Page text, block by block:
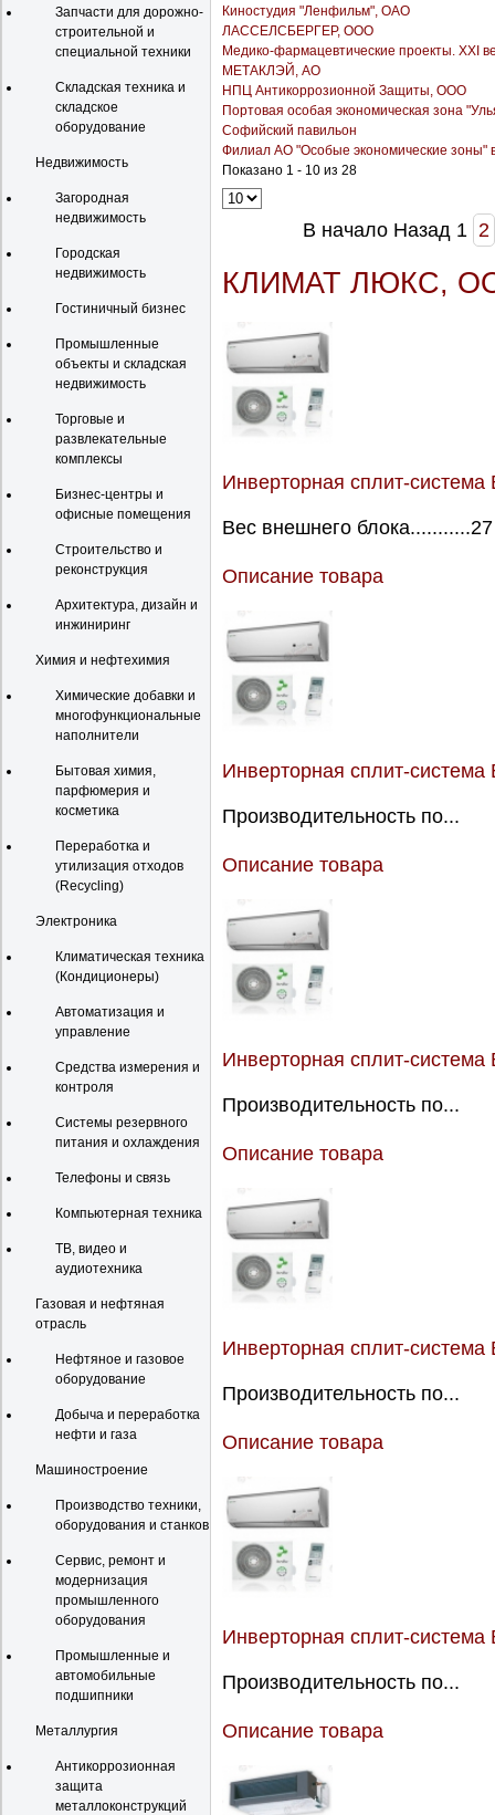
Запчасти для дорожно-
строительной и
специальной техники
Складская техника и
складское
оборудование
Недвижимость
Загородная
недвижимость
Городская
недвижимость
Гостиничный бизнес
Промышленные
объекты и складская
недвижимость
Торговые и
развлекательные
комплексы
Бизнес-центры и
офисные помещения
Строительство и
реконструкция
Архитектура, дизайн и
инжиниринг
Химия и нефтехимия
Химические добавки и
многофункциональные
наполнители
Бытовая химия,
парфюмерия и
косметика
Переработка и
утилизация отходов
(Recycling)
Электроника
Климатическая техника
(Кондиционеры)
Автоматизация и
управление
Средства измерения и
контроля
Системы резервного
питания и охлаждения
Телефоны и связь
Компьютерная техника
ТВ, видео и
аудиотехника
Газовая и нефтяная
отрасль
Нефтяное и газовое
оборудование
Добыча и переработка
нефти и газа
Машиностроение
Производство техники,
оборудования и станков
Сервис, ремонт и
модернизация
промышленного
оборудования
Промышленные и
автомобильные
подшипники
Металлургия
Антикоррозионная
защита
металлоконструкций
Киностудия "Ленфильм", ОАО
ЛАССЕЛСБЕРГЕР, ООО
Медико-фармацевтические проекты. XXI
МЕТАКЛЭЙ, АО
НПЦ Антикоррозионной Защиты, ООО
Портовая особая экономическая зона
Софийский павильон
Филиал АО "Особые экономические зоны"
Показано 1 - 10 из 28
В начало Назад 1 2
КЛИМАТ ЛЮКС,
Инверторная сплит-
Вес внешнего
Описание товара
Инверторная сплит-
Производительность по...
Описание товара
Инверторная сплит-
Производительность по...
Описание товара
Инверторная сплит-
Производительность по...
Описание товара
Инверторная сплит-
Производительность по...
Описание товара